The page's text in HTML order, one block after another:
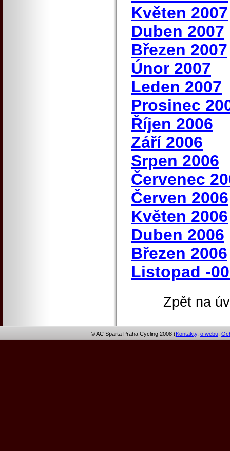
Květen 2007
Duben 2007
Březen 2007
Únor 2007
Leden 2007
Prosinec
Říjen 2006
Září 2006
Srpen 2006
Červenec
Červen 2006
Květen 2006
Duben 2006
Březen 2006
Listopad -
Zpět na
© AC Sparta Praha Cycling 2008 (Kontakty, o webu